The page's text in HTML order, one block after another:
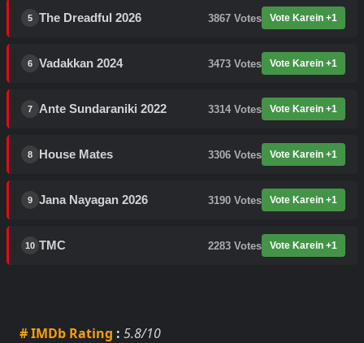
5 The Dreadful 2026 3867 Votes Vote Karein +1
6 Vadakkan 2024 3473 Votes Vote Karein +1
7 Ante Sundaraniki 2022 3314 Votes Vote Karein +1
8 House Mates 3306 Votes Vote Karein +1
9 Jana Nayagan 2026 3190 Votes Vote Karein +1
10 TMC 2283 Votes Vote Karein +1
# IMDb Rating : 5.8/10